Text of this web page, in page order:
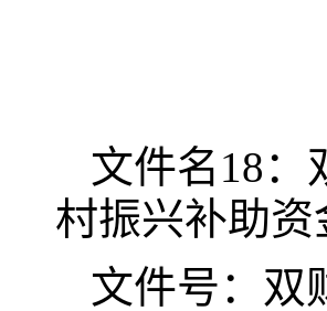
文件名18：
村振兴补助
文件号：双